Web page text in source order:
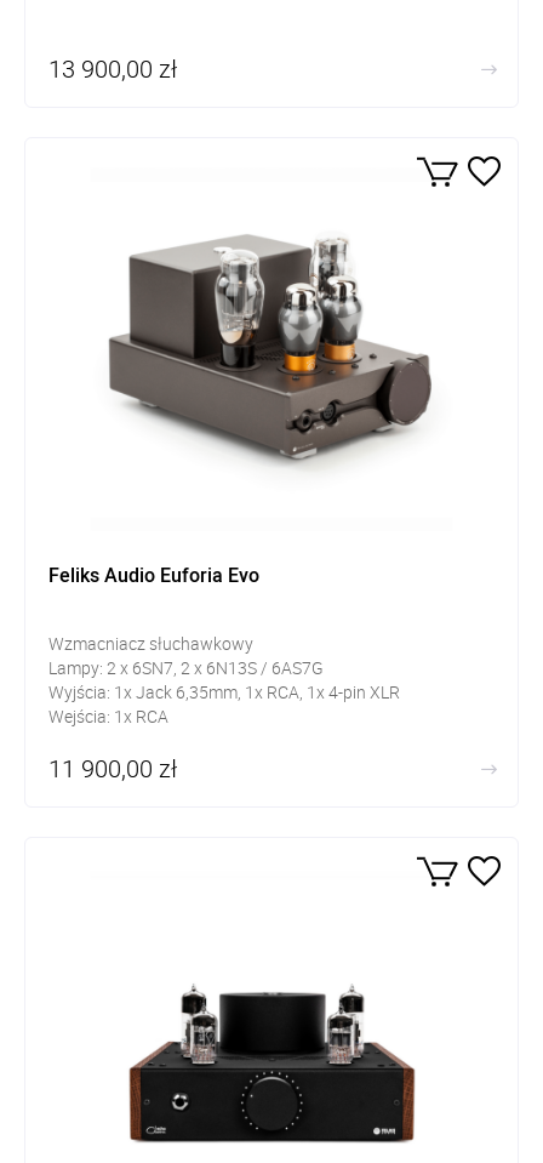
13 900,00 zł
Feliks Audio Euforia Evo
Wzmacniacz słuchawkowy
Lampy: 2 x 6SN7, 2 x 6N13S / 6AS7G
Wyjścia: 1x Jack 6,35mm, 1x RCA, 1x 4-pin XLR
Wejścia: 1x RCA
11 900,00 zł